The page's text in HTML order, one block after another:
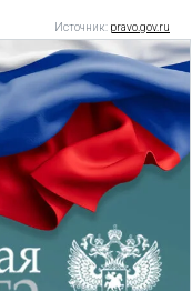
Источник: pravo.gov.ru